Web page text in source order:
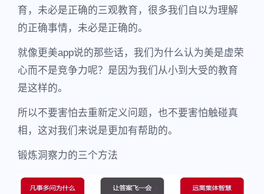
育，未必是正确的三观教育，很多我们自以为理解
的正确事情，未必是正确的。
就像更美app说的那些话，我们为什么认为美是虚荣
心而不是竞争力呢？是因为我们从小到大受的教育
是这样的。
所以不要害怕去重新定义问题，也不要害怕触碰真
相，这对我们来说是更加有帮助的。
锻炼洞察力的三个方法